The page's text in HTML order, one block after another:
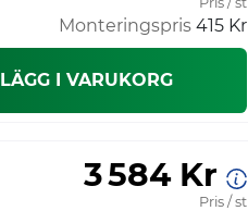
Monteringspris 415 Kr
LÄGG I VARUKORG
3 584 Kr
Pris / st